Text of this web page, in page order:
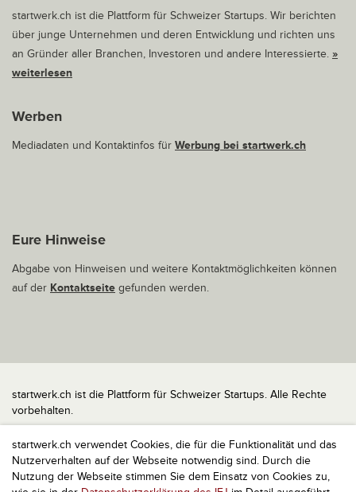
startwerk.ch verwendet Cookies, die für die Funktionalität und das
Nutzerverhalten auf der Webseite notwendig sind. Durch die
Nutzung der Webseite stimmen Sie dem Einsatz von Cookies zu,
startwerk.ch ist die Plattform für Schweizer Startups. Wir berichten
über junge Unternehmen und deren Entwicklung und richten uns
an Gründer aller Branchen, Investoren und andere Interessierte. »
weiterlesen
Werben
Mediadaten und Kontaktinfos für Werbung bei startwerk.ch
Eure Hinweise
Abgabe von Hinweisen und weitere Kontaktmöglichkeiten können
auf der Kontaktseite gefunden werden.
startwerk.ch ist die Plattform für Schweizer Startups. Alle Rechte
vorbehalten.
Impressum
Kontakt
nach oben